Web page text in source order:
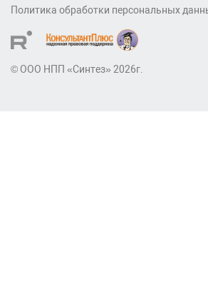
Политика обработки персональных
© ООО НПП «Синтез» 2026г.